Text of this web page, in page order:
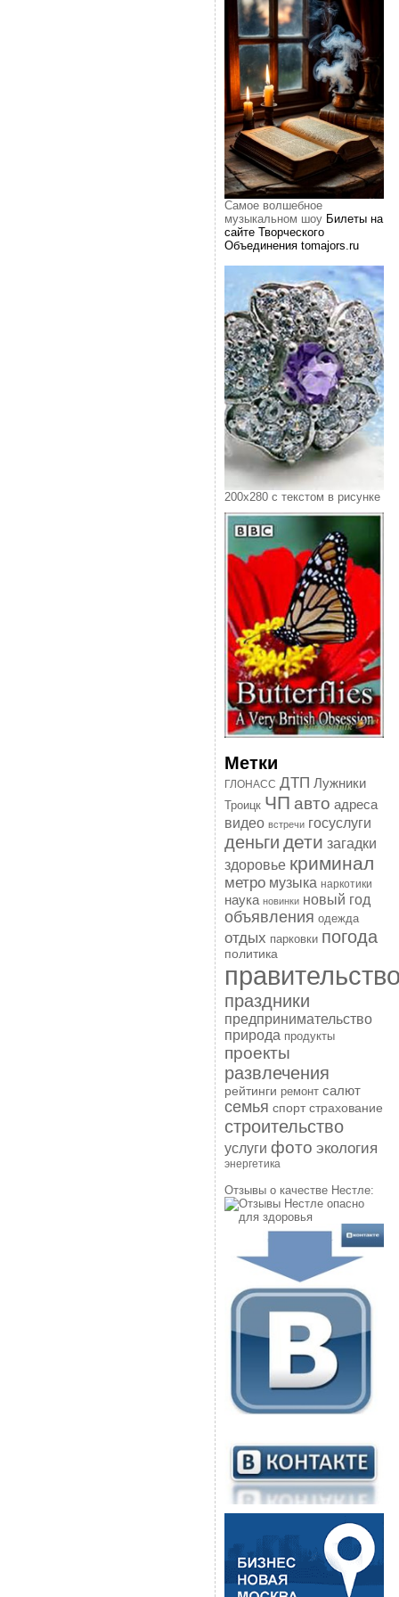
Самое волшебное
музыкальном шоуБилеты на
сайте Творческого
Объединения tomajors.ru
200х280 с текстом в рисунке
Метки
ГЛОНАСС ДТП Лужники
Троицк ЧП авто адреса
видео встречи госуслуги
деньги дети загадки
здоровье криминал
метро музыка наркотики
наука новинки новый год
объявления одежда
отдых парковки погода
политика
праздники
предпринимательство
природа продукты
проекты
развлечения
рейтинги ремонт салют
семья спорт страхование
строительство
услуги фото экология
энергетика
Отзывы о качестве Нестле: